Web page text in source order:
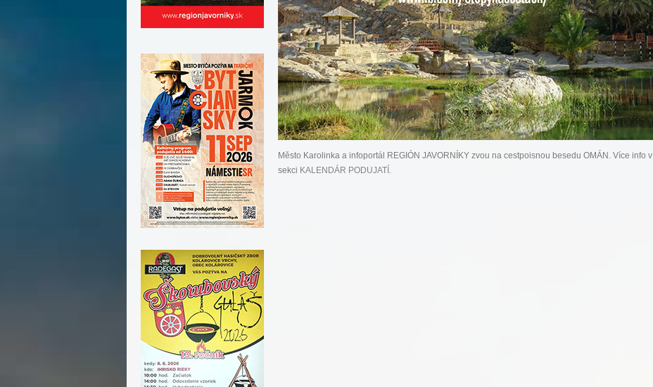
Město Karolinka a infoportál REGIÓN JAVORNÍKY zvou na cestpoisnou besedu OMÁN. Více info v
sekci KALENDÁR PODUJATÍ .